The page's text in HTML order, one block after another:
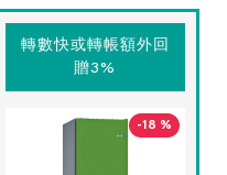
轉數快或轉帳額外回
贈3%
-18 %